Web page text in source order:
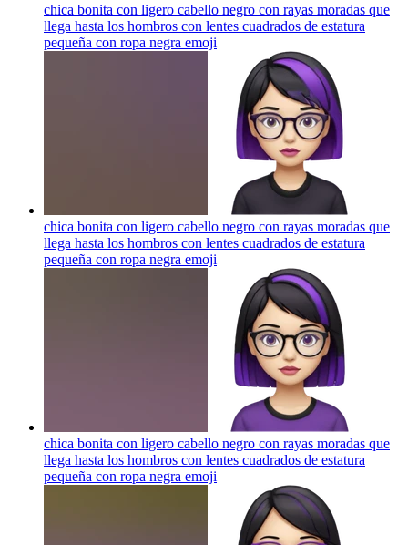
chica bonita con ligero cabello negro con rayas moradas que
llega hasta los hombros con lentes cuadrados de estatura
pequeña con ropa negra emoji
chica bonita con ligero cabello negro con rayas moradas que
llega hasta los hombros con lentes cuadrados de estatura
pequeña con ropa negra emoji
chica bonita con ligero cabello negro con rayas moradas que
llega hasta los hombros con lentes cuadrados de estatura
pequeña con ropa negra emoji